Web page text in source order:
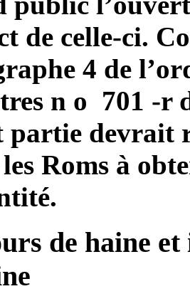
de celle-ci.
4 de
n o 701 -r
partie devrait
Roms à
de haine